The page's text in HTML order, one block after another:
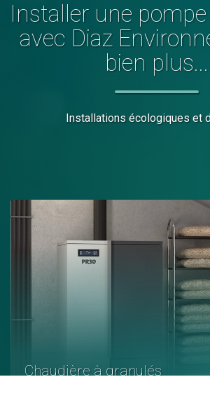
Installer une
avec Diaz
bien plus...
Installations écologiques et
Chaudière à granulés